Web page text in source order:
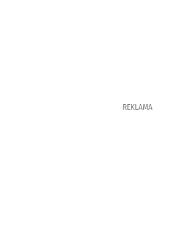
REKLAMA